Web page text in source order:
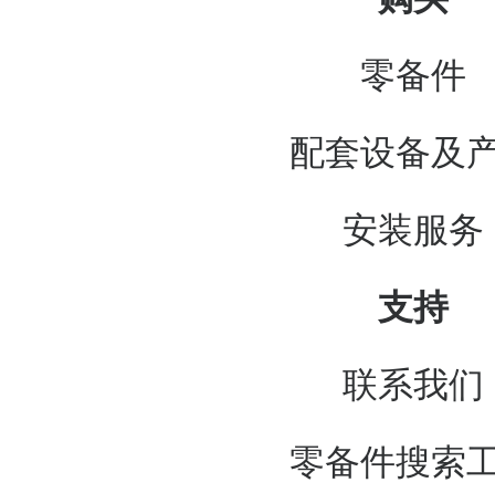
零备件
配套设备及
安装服务
支持
联系我们
零备件搜索